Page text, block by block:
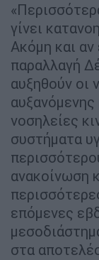
γίνει
Ακόμη και αν
παραλλαγή
αυξηθούν οι
νοσηλείες
συστήματα
ανακοίνωση
επόμενες
στα